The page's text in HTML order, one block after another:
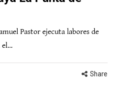
Pastor ejecuta labores de
el…
Share